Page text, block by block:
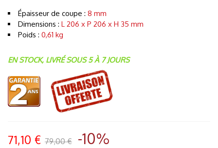
Épaisseur de coupe : 8 mm
Dimensions : L 206 x P 206 x H 35 mm
Poids : 0,61 kg
EN STOCK, LIVRÉ SOUS 5 À 7 JOURS
71,10 € 79,00 € -10%